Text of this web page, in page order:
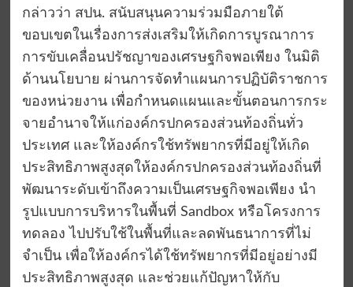
กล่าวว่า สปน. สนับสนุนความร่วมมือภายใต้
ขอบเขตในเรื่องการส่งเสริมให้เกิดการบูรณาการ
การขับเคลื่อนปรัชญาของเศรษฐกิจพอเพียง ในมิติ
ด้านนโยบาย ผ่านการจัดทำแผนการปฏิบัติราชการ
ของหน่วยงาน เพื่อกำหนดแผนและขั้นตอนการกระ
จายอำนาจให้แก่องค์กรปกครองส่วนท้องถิ่นทั่ว
ประเทศ และให้องค์กรใช้ทรัพยากรที่มีอยู่ให้เกิด
ประสิทธิภาพสูงสุดให้องค์กรปกครองส่วนท้องถิ่นที่
พัฒนาระดับเข้าถึงความเป็นเศรษฐกิจพอเพียง นำ
รูปแบบการบริหารในพื้นที่ Sandbox หรือโครงการ
ทดลอง ไปปรับใช้ในพื้นที่และลดพันธนาการที่ไม่
จำเป็น เพื่อให้องค์กรได้ใช้ทรัพยากรที่มีอยู่อย่างมี
ประสิทธิภาพสูงสุด และช่วยแก้ปัญหาให้กับ